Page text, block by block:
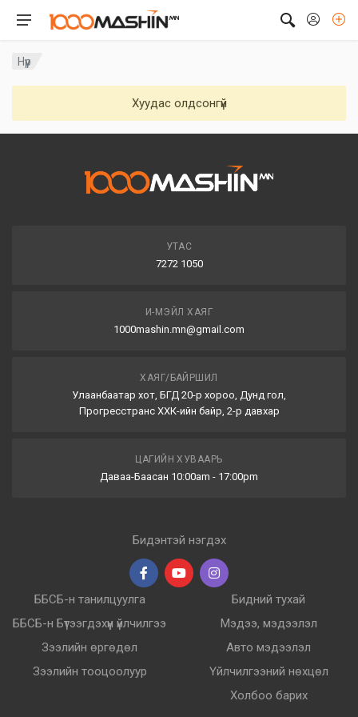
Нүүр
Хуудас олдсонгүй
УТАС
7272 1050
И-МЭЙЛ ХАЯГ
1000mashin.mn@gmail.com
ХАЯГ/БАЙРШИЛ
Улаанбаатар хот, БГД 20-р хороо, Дунд гол,
Прогресстранс ХХК-ийн байр, 2-р давхар
ЦАГИЙН ХУВААРЬ
Даваа-Баасан 10:00am - 17:00pm
Бидэнтэй нэгдэх
ББСБ-н танилцуулга
ББСБ-н Бүтээгдэхүүн үйлчилгээ
Зээлийн өргөдөл
Зээлийн тооцоолуур
Бидний тухай
Мэдээ, мэдээлэл
Авто мэдээлэл
Үйлчилгээний нөхцөл
Холбоо барих